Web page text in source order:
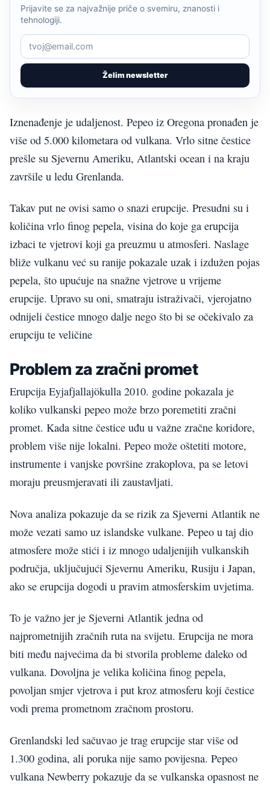
Želim newsletter
Prijavite se za najvažnije priče o svemiru, znanosti i
tehnologiji.
Iznenađenje je udaljenost. Pepeo iz Oregona pronađen je
više od 5.000 kilometara od vulkana. Vrlo sitne čestice
prešle su Sjevernu Ameriku, Atlantski ocean i na kraju
završile u ledu Grenlanda.
Takav put ne ovisi samo o snazi erupcije. Presudni su i
količina vrlo finog pepela, visina do koje ga erupcija
izbaci te vjetrovi koji ga preuzmu u atmosferi. Naslage
bliže vulkanu već su ranije pokazale uzak i izdužen pojas
pepela, što upućuje na snažne vjetrove u vrijeme
erupcije. Upravo su oni, smatraju istraživači, vjerojatno
odnijeli čestice mnogo dalje nego što bi se očekivalo za
erupciju te veličine
Problem za zračni promet
Erupcija Eyjafjallajökulla 2010. godine pokazala je
koliko vulkanski pepeo može brzo poremetiti zračni
promet. Kada sitne čestice uđu u važne zračne koridore,
problem više nije lokalni. Pepeo može oštetiti motore,
instrumente i vanjske površine zrakoplova, pa se letovi
moraju preusmjeravati ili zaustavljati.
Nova analiza pokazuje da se rizik za Sjeverni Atlantik ne
može vezati samo uz islandske vulkane. Pepeo u taj dio
atmosfere može stići i iz mnogo udaljenijih vulkanskih
područja, uključujući Sjevernu Ameriku, Rusiju i Japan,
ako se erupcija dogodi u pravim atmosferskim uvjetima.
To je važno jer je Sjeverni Atlantik jedna od
najprometnijih zračnih ruta na svijetu. Erupcija ne mora
biti među najvećima da bi stvorila probleme daleko od
vulkana. Dovoljna je velika količina finog pepela,
povoljan smjer vjetrova i put kroz atmosferu koji čestice
vodi prema prometnom zračnom prostoru.
Grenlandski led sačuvao je trag erupcije star više od
1.300 godina, ali poruka nije samo povijesna. Pepeo
vulkana Newberry pokazuje da se vulkanska opasnost ne